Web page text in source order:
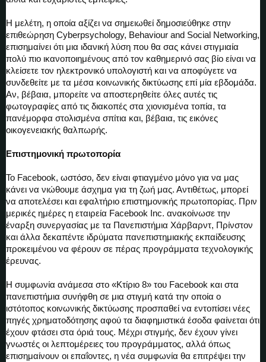
Η μελέτη, η οποία αξίζει να σημειωθεί δημοσιεύθηκε στην
επιθεώρηση Cyberpsychology, Βehaviour and Social Networking,
επισημαίνει ότι μια ιδανική λύση που θα σας κάνει στιγμιαία
πολύ πιο ικανοποιημένους από τον καθημερινό σας βίο είναι να
κλείσετε τον ηλεκτρονικό υπολογιστή και να αποφύγετε να
συνδεθείτε με τα μέσα κοινωνικής δικτύωσης επί μία εβδομάδα.
Αν, βέβαια, μπορείτε να αποστερηθείτε όλες αυτές τις
φωτογραφίες από τις διακοπές στα χιονισμένα τοπία, τα
πανέμορφα στολισμένα σπίτια και, βέβαια, τις εικόνες
οικογενειακής θαλπωρής.
Επιστημονική πρωτοπορία
Το Facebook, ωστόσο, δεν είναι φτιαγμένο μόνο για να μας
κάνει να νιώθουμε άσχημα για τη ζωή μας. Αντιθέτως, μπορεί
να αποτελέσει και εφαλτήριο επιστημονικής πρωτοπορίας. Πριν
μερικές ημέρες η εταιρεία Facebook Inc. ανακοίνωσε την
έναρξη συνεργασίας με τα Πανεπιστήμια Χάρβαρντ, Πρίνστον
και άλλα δεκαπέντε ιδρύματα πανεπιστημιακής εκπαίδευσης
προκειμένου να φέρουν σε πέρας προγράμματα τεχνολογικής
έρευνας.
Η συμφωνία ανάμεσα στο «Κτίριο 8» του Facebook και στα
πανεπιστήμια συνήφθη σε μια στιγμή κατά την οποία ο
ιστότοπος κοινωνικής δικτύωσης προσπαθεί να εντοπίσει νέες
πηγές χρηματοδότησης αφού τα διαφημιστικά έσοδα φαίνεται ότι
έχουν φτάσει στα όριά τους. Μέχρι στιγμής, δεν έχουν γίνει
γνωστές οι λεπτομέρειες του προγράμματος, αλλά όπως
επισημαίνουν οι επαΐοντες, η νέα συμφωνία θα επιτρέψει την